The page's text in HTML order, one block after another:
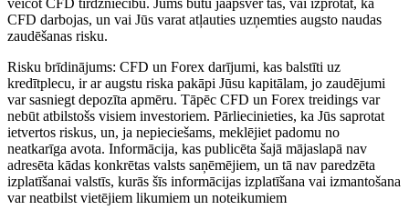
CFD darbojas, un vai Jūs varat atļauties uzņemties augsto naudas
zaudēšanas risku.
Risku brīdinājums: CFD un Forex darījumi, kas balstīti uz
kredītplecu, ir ar augstu riska pakāpi Jūsu kapitālam, jo zaudējumi
var sasniegt depozīta apmēru. Tāpēc CFD un Forex treidings var
nebūt atbilstošs visiem investoriem. Pārliecinieties, ka Jūs saprotat
ietvertos riskus, un, ja nepieciešams, meklējiet padomu no
neatkarīga avota. Informācija, kas publicēta šajā mājaslapā nav
adresēta kādas konkrētas valsts saņēmējiem, un tā nav paredzēta
izplatīšanai valstīs, kurās šīs informācijas izplatīšana vai izmantošana
var neatbilst vietējiem likumiem un noteikumiem